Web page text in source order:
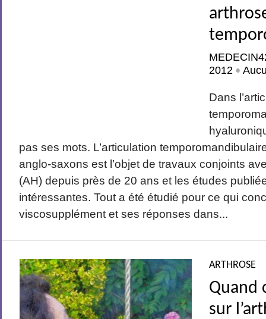
2012 •
Dans
pas ses mots. L’articulation
anglo-saxons est l’objet de travaux conjoints
(AH) depuis près de 20 ans et les études
intéressantes. Tout a été étudié pour ce qui
viscosupplément et ses réponses dans...
ARTHROSE
Quand
sur